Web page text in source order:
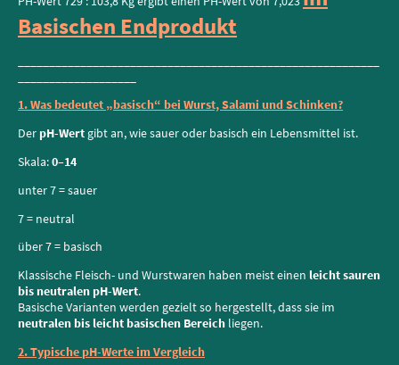
Basischen Endprodukt
1. Was bedeutet „basisch“ bei Wurst, Salami und Schinken?
Der pH-Wert gibt an, wie sauer oder basisch ein Lebensmittel ist.
Skala:0–14
unter 7 = sauer
7 = neutral
über 7 = basisch
Klassische Fleisch- und Wurstwaren haben meist einen leicht sauren
bis neutralen pH-Wert.
Basische Varianten werden gezielt so hergestellt, dass sie im
neutralen bis leicht basischen Bereich liegen.
2. Typische pH-Werte im Vergleich